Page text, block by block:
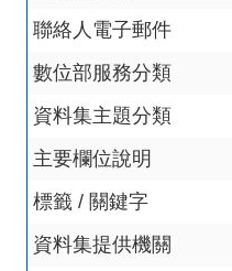
聯絡人電子郵件
數位部服務分類
資料集主題分類
主要欄位說明
標籤 / 關鍵字
資料集提供機關